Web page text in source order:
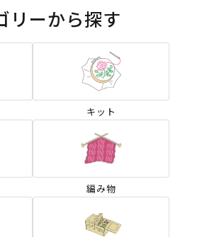
リーから探す
キット
編み物